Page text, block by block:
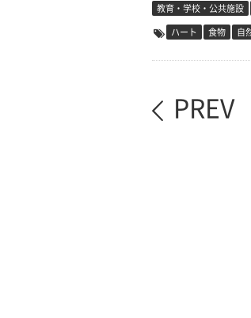
教育・学校・公共施設
ハート
食物 自
PREV